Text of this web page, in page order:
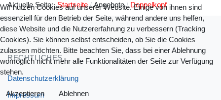
Aktuelle Seite:Startseite Angebote Doppelkopf
RECHTLICHES
Datenschutzerklärung
Impressum
Wir nutzen Cookies auf unserer Website. Einige von ihnen sind
essenziell für den Betrieb der Seite, während andere uns helfen,
diese Website und die Nutzererfahrung zu verbessern (Tracking
Cookies). Sie können selbst entscheiden, ob Sie die Cookies
zulassen möchten. Bitte beachten Sie, dass bei einer Ablehnung
womöglich nicht mehr alle Funktionalitäten der Seite zur Verfügung
stehen.
Akzeptieren
Ablehnen